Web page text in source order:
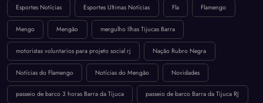
Esportes Notícias Esportes Ultimas Notícias Fla Flamengo
Mengo Mengão mergulho Ilhas Tijucas Barra
motoristas voluntarios para projeto social rj Nação Rubro Negra
Notícias do Flamengo Notícias do Mengão Novidades
passeio de barco 3 horas Barra da Tijuca passeio de barco Barra da Tijuca RJ